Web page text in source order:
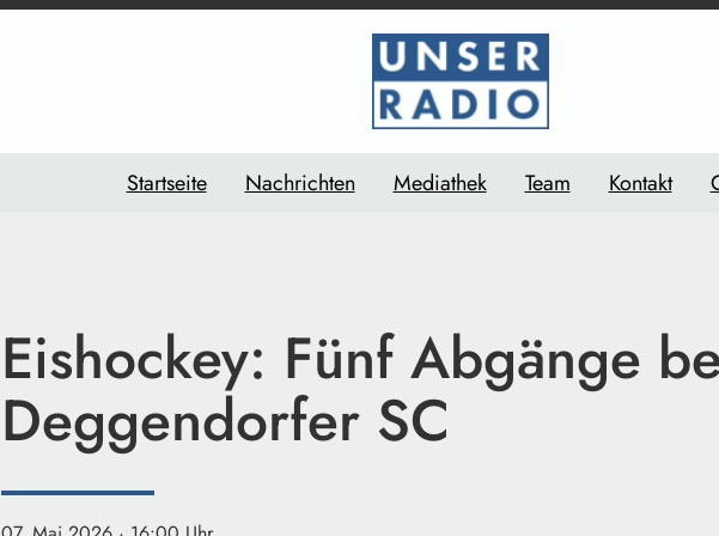
Startseite Nachrichten Mediathek Team Kontakt
Eishockey: Fünf Abgänge
Deggendorfer SC